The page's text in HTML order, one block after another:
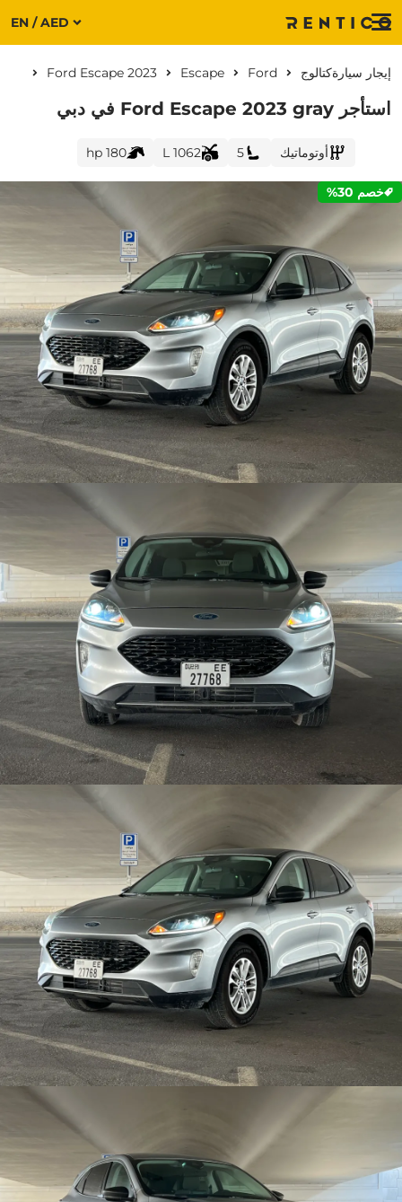
EN / AED
Menu
استأجر Ford Escape 2023 gray في دبي
إيجار سيارةكتالوج Ford
Escape
Ford Escape 2023
أوتوماتيك 5
1062 L
180 hp
CURRENT PROMOTION:
خصم 30%